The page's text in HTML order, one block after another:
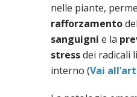
nelle piante,
rafforzamento
sanguigni e la
stressdei radicali
interno (Vai